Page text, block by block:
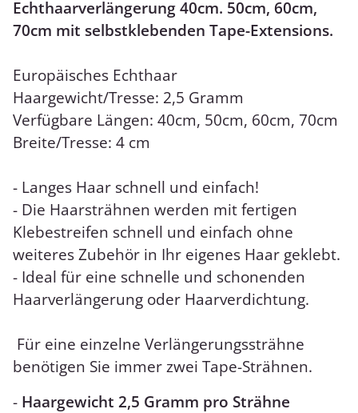
Echthaarverlängerung 40cm. 50cm, 60cm,
70cm mit selbstklebenden Tape-Extensions.
Europäisches Echthaar
Haargewicht/Tresse: 2,5 Gramm
Verfügbare Längen: 40cm, 50cm, 60cm, 70cm
Breite/Tresse: 4 cm
- Langes Haar schnell und einfach!
- Die Haarsträhnen werden mit fertigen
Klebestreifen schnell und einfach ohne
weiteres Zubehör in Ihr eigenes Haar geklebt.
- Ideal für eine schnelle und schonenden
Haarverlängerung oder Haarverdichtung.
Für eine einzelne Verlängerungssträhne
benötigen Sie immer zwei Tape-Strähnen.
- Haargewicht 2,5 Gramm pro Strähne